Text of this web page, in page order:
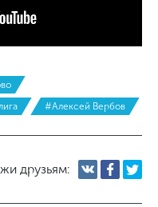
#Алексей Вербов
друзьям: